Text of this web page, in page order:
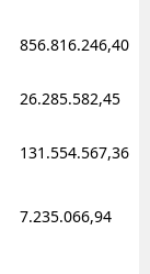
856.816.246,40
26.285.582,45
131.554.567,36
7.235.066,94